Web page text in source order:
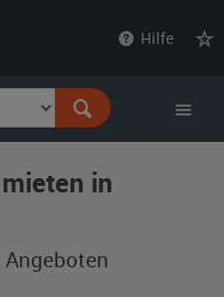
Hilfe
in
Angeboten